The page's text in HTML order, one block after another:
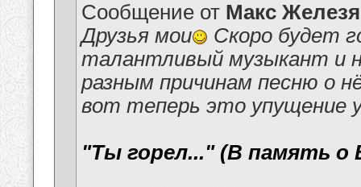
Сообщение от Макс
Друзья мои
Скоро будет
талантливый музыкант и
разным причинам песню о
вот теперь это упущение
"Ты горел..." (В память о